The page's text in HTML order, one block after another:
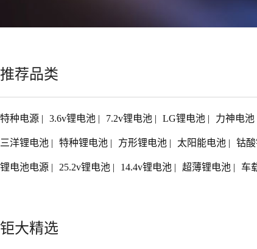
推荐品类
特种电源 | 3.6v锂电池 | 7.2v锂电池 | LG锂电池 | 力神电池
三洋锂电池 | 特种锂电池 | 方形锂电池 | 太阳能电池 | 钴
锂电池电源 | 25.2v锂电池 | 14.4v锂电池 | 超薄锂电池 | 车
钜大精选